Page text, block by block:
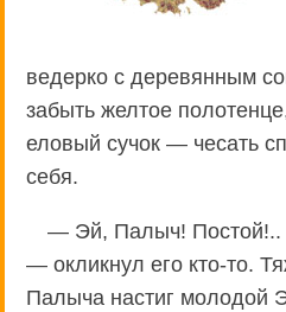
ведерко с деревянным
забыть желтое
еловый сучок — чесать
себя.
— Эй, Палыч! Постой!..
— окликнул его кто-то.
Палыча настиг молодой